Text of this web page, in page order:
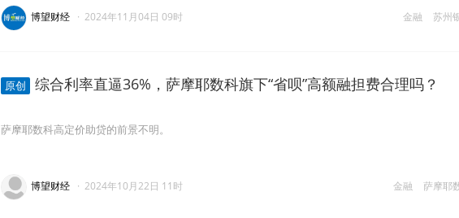
金融 苏州
博望财经 · 2024年11月04日 09时
原创 综合利率直逼36%，萨摩耶数科旗下“省呗”高额融担费合理吗？
萨摩耶数科高定价助贷的前景不明。
金融 萨摩耶
博望财经 · 2024年10月22日 11时